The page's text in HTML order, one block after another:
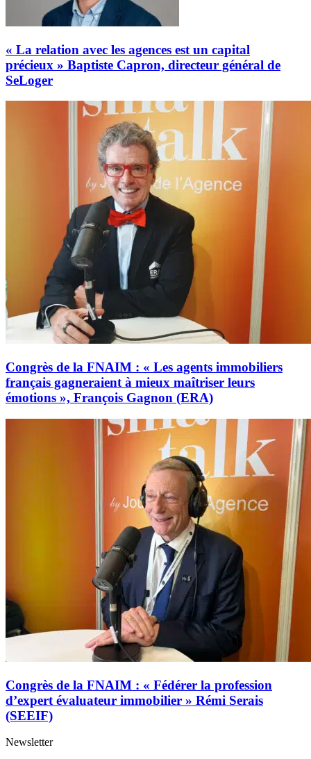
« La relation avec les agences est un capital
précieux » Baptiste Capron, directeur général de
SeLoger
Congrès de la FNAIM : « Les agents immobiliers
français gagneraient à mieux maîtriser leurs
émotions », François Gagnon (ERA)
Congrès de la FNAIM : « Fédérer la profession
d’expert évaluateur immobilier » Rémi Serais
(SEEIF)
Newsletter